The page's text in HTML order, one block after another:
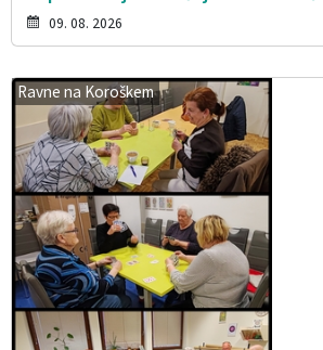
09. 08. 2026
Ravne na Koroškem